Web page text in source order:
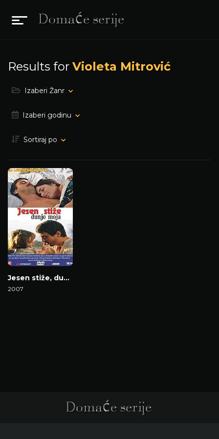
Results for Violeta Mitrović
Izaberi Žanr
Izaberi godinu
Sortiraj po
Jesen stiže, dunjo moja
2007